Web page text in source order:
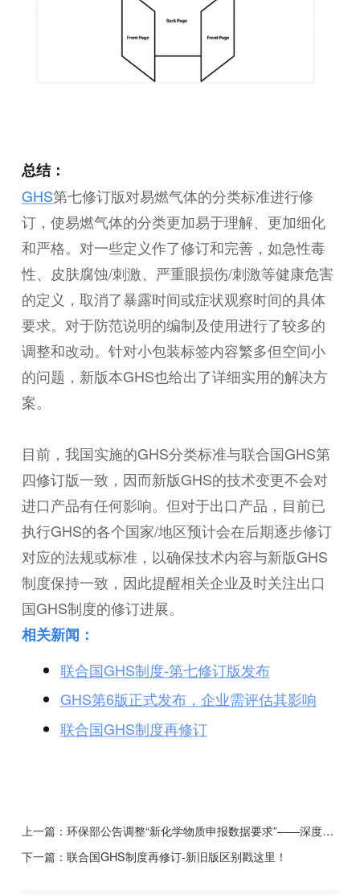
总结：
GHS第七修订版对易燃气体的分类标准进行修
订，使易燃气体的分类更加易于理解、更加细化
和严格。对一些定义作了修订和完善，如急性毒
性、皮肤腐蚀/刺激、严重眼损伤/刺激等健康危害
的定义，取消了暴露时间或症状观察时间的具体
要求。对于防范说明的编制及使用进行了较多的
调整和改动。针对小包装标签内容繁多但空间小
的问题，新版本GHS也给出了详细实用的解决方
案。
目前，我国实施的GHS分类标准与联合国GHS第
四修订版一致，因而新版GHS的技术变更不会对
进口产品有任何影响。但对于出口产品，目前已
执行GHS的各个国家/地区预计会在后期逐步修订
对应的法规或标准，以确保技术内容与新版GHS
制度保持一致，因此提醒相关企业及时关注出口
国GHS制度的修订进展。
相关新闻：
联合国GHS制度-第七修订版发布
GHS第6版正式发布，企业需评估其影响
联合国GHS制度再修订
上一篇： 环保部公告调整“新化学物质申报数据要求”——深度解析《指南》的变化及对企业的影响
下一篇： 联合国GHS制度再修订-新旧版区别戳这里！